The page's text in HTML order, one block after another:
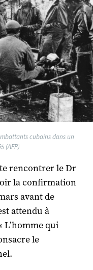
cubains dans un
(AFP)
rencontrer le Dr
la confirmation
avant de
attendu à
L’homme qui
le